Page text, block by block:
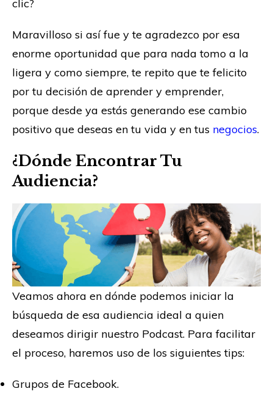
clic?
Maravilloso si así fue y te agradezco por esa
enorme oportunidad que para nada tomo a la
ligera y como siempre, te repito que te felicito
por tu decisión de aprender y emprender,
porque desde ya estás generando ese cambio
positivo que deseas en tu vida y en tus negocios.
¿Dónde Encontrar Tu
Audiencia?
Veamos ahora en dónde podemos iniciar la
búsqueda de esa audiencia ideal a quien
deseamos dirigir nuestro Podcast. Para facilitar
el proceso, haremos uso de los siguientes tips:
Grupos de Facebook.